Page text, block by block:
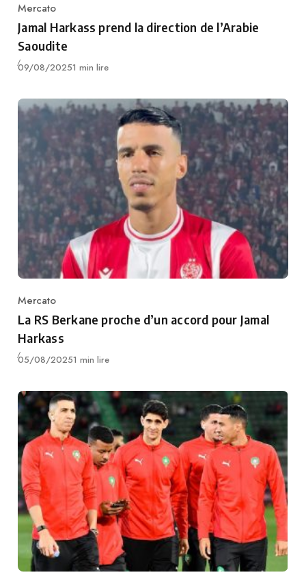
Category
Mercato
Jamal Harkass prend la direction de l’Arabie
Saoudite
Publié
09/08/20251 min lire
Category
Mercato
La RS Berkane proche d’un accord pour Jamal
Harkass
Publié
05/08/20251 min lire